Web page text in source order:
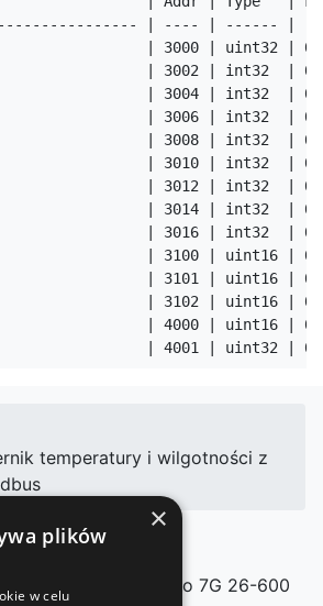
| ---- | ------ |
| 3000 | uint32 |
| 3002 | int32  |
| 3004 | int32  |
| 3006 | int32  |
| 3008 | int32  |
| 3010 | int32  |
| 3012 | int32  |
| 3014 | int32  |
| 3016 | int32  |
| 3100 | uint16 |
| 3101 | uint16 |
| 3102 | uint16 |
| 4000 | uint16 |
| 4001 | uint32 |
temperatury i wilgotności z
Mazowieckiego 7G 26-600
×
plików
w celu